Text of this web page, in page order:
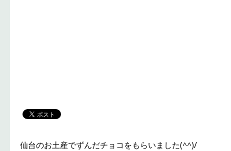
仙台のお土産でずんだチョコをもらいました(^^)/